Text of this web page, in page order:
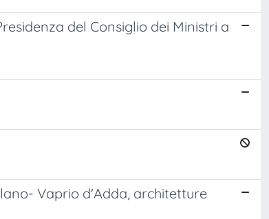
del Consiglio dei Ministri a
Vaprio d'Adda, architetture